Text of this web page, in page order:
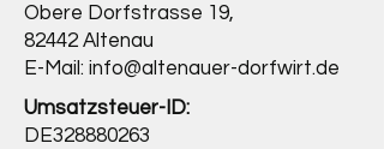
Obere Dorfstrasse 19,
82442 Altenau
E-Mail: info@altenauer-dorfwirt.de
Umsatzsteuer-ID:
DE328880263